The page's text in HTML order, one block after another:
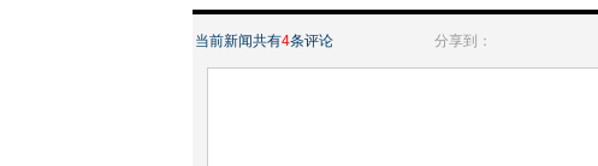
当前新闻共有4条评论 分享到：